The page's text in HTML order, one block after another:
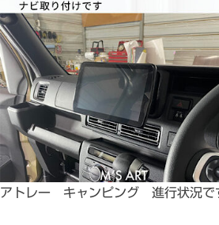
アトレー キャンピング 進行状況で